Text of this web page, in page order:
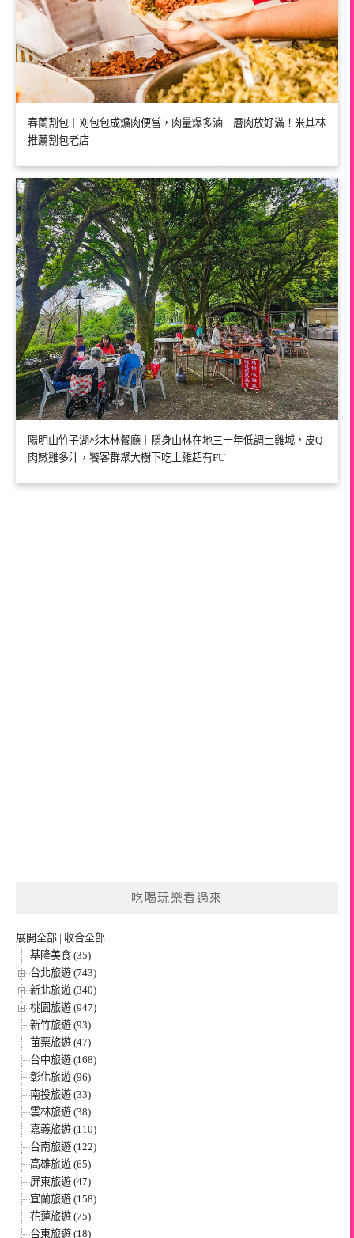
春蘭割包｜刈包包成爌肉便當，肉量爆多滷三層肉放好滿！米其林
推薦割包老店
陽明山竹子湖杉木林餐廳｜隱身山林在地三十年低調土雞城，皮Q
肉嫩雞多汁，饕客群聚大樹下吃土雞超有FU
吃喝玩樂看過來
展開全部 | 收合全部
基隆美食 (35)
台北旅遊 (743)
新北旅遊 (340)
桃園旅遊 (947)
新竹旅遊 (93)
苗栗旅遊 (47)
台中旅遊 (168)
彰化旅遊 (96)
南投旅遊 (33)
雲林旅遊 (38)
嘉義旅遊 (110)
台南旅遊 (122)
高雄旅遊 (65)
屏東旅遊 (47)
宜蘭旅遊 (158)
花蓮旅遊 (75)
台東旅遊 (18)